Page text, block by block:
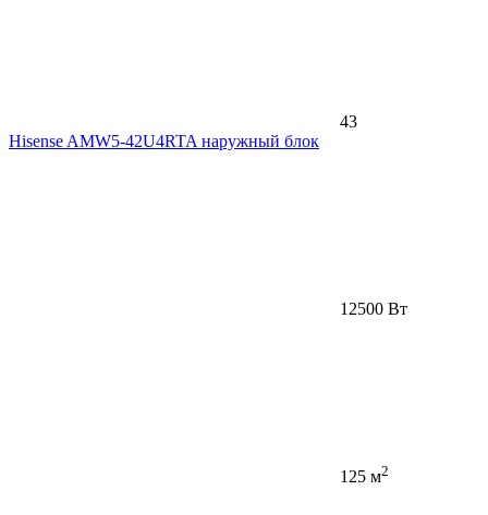
43
Hisense AMW5-42U4RTA наружный блок
12500 Вт
125 м2